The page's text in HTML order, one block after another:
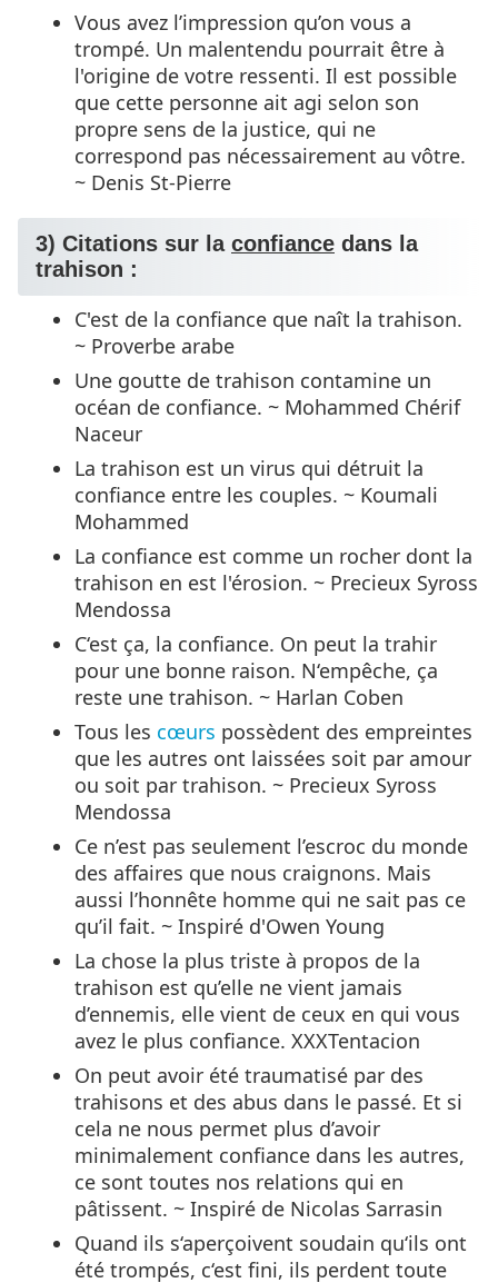
Vous avez l’impression qu’on vous a
trompé. Un malentendu pourrait être à
l'origine de votre ressenti. Il est possible
que cette personne ait agi selon son
propre sens de la justice, qui ne
correspond pas nécessairement au vôtre.
~ Denis St-Pierre
3) Citations sur la confiance dans la
trahison :
C'est de la confiance que naît la trahison.
~ Proverbe arabe
Une goutte de trahison contamine un
océan de confiance. ~ Mohammed Chérif
Naceur
La trahison est un virus qui détruit la
confiance entre les couples. ~ Koumali
Mohammed
La confiance est comme un rocher dont la
trahison en est l'érosion. ~ Precieux Syross
Mendossa
C‘est ça, la confiance. On peut la trahir
pour une bonne raison. N‘empêche, ça
reste une trahison. ~ Harlan Coben
Tous les cœurs possèdent des empreintes
que les autres ont laissées soit par amour
ou soit par trahison. ~ Precieux Syross
Mendossa
Ce n’est pas seulement l’escroc du monde
des affaires que nous craignons. Mais
aussi l’honnête homme qui ne sait pas ce
qu’il fait. ~ Inspiré d'Owen Young
La chose la plus triste à propos de la
trahison est qu’elle ne vient jamais
d’ennemis, elle vient de ceux en qui vous
avez le plus confiance. XXXTentacion
On peut avoir été traumatisé par des
trahisons et des abus dans le passé. Et si
cela ne nous permet plus d’avoir
minimalement confiance dans les autres,
ce sont toutes nos relations qui en
pâtissent. ~ Inspiré de Nicolas Sarrasin
Quand ils s‘aperçoivent soudain qu‘ils ont
été trompés, c‘est fini, ils perdent toute